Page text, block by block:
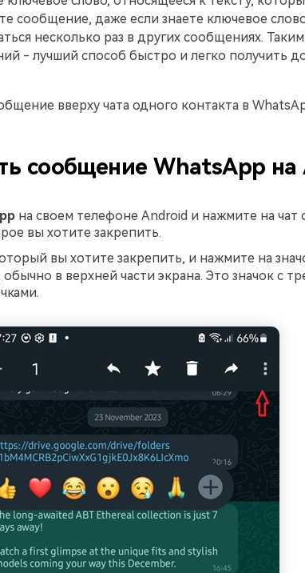
сообщение, даже если знаете ключевое
несколько раз в других сообщениях.
- лучший способ быстро и легко получить
вверху чата одного контакта в
сообщение WhatsApp
на своем телефоне Android и нажмите на чат
вы хотите закрепить.
вы хотите закрепить, и нажмите на
обычно в верхней части экрана. Это значок с